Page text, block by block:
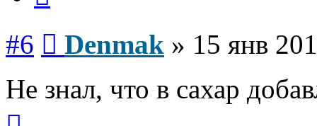
#6 Denmak » 15 янв
Не знал, что в сахар